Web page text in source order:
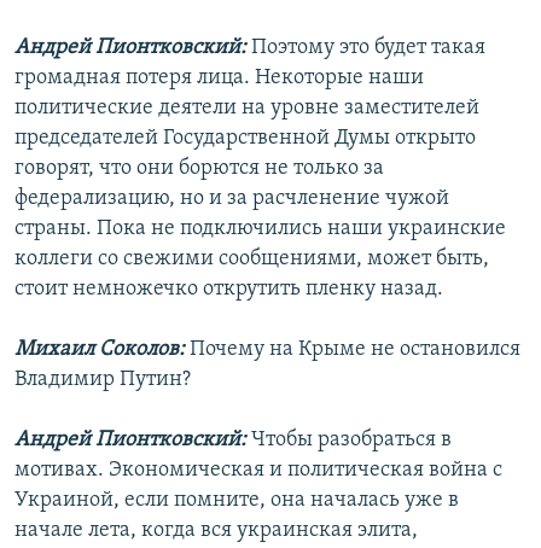
Андрей Пионтковский:Поэтому это будет такая
громадная потеря лица. Некоторые наши
политические деятели на уровне заместителей
председателей Государственной Думы открыто
говорят, что они борются не только за
федерализацию, но и за расчленение чужой
страны. Пока не подключились наши украинские
коллеги со свежими сообщениями, может быть,
стоит немножечко открутить пленку назад.
Михаил Соколов:Почему на Крыме не остановился
Владимир Путин?
Андрей Пионтковский: Чтобы разобраться в
мотивах. Экономическая и политическая война с
Украиной, если помните, она началась уже в
начале лета, когда вся украинская элита,